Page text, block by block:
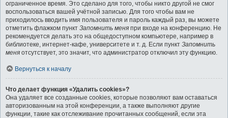
ограниченное время. Это сделано для того, чтобы никто другой не смог
воспользоваться вашей учётной записью. Для того чтобы вам не
приходилось вводить имя пользователя и пароль каждый раз, вы можете
отметить флажком пункт Запомнить меня при входе на конференцию. Не
рекомендуется делать это на общедоступном компьютере, например в
библиотеке, интернет-кафе, университете и т. д. Если пункт Запомнить
меня отсутствует, это значит, что администратор отключил эту функцию.
Вернуться к началу
Что делает функция «Удалить cookies»?
Она удаляет все созданные cookies, которые позволяют вам оставаться
авторизованным на этой конференции, а также выполняют другие
функции, такие как отслеживание прочитанных сообщений, если эта